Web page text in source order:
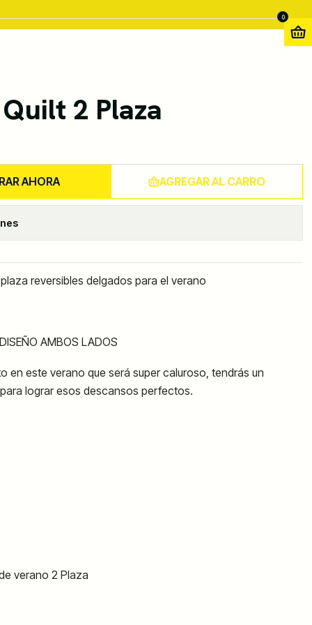
0
2 Plaza
AGREGAR AL CARRO
AHORA
reversibles delgados para el verano
AMBOS LADOS
en este verano que será super caluroso, tendrás un
lograr esos descansos perfectos.
verano 2 Plaza